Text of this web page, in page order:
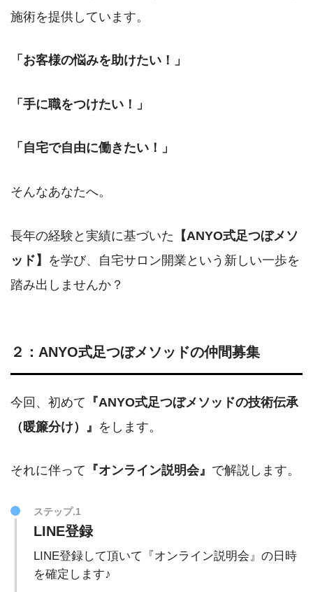
施術を提供しています。
「お客様の悩みを助けたい！」
「手に職をつけたい！」
「自宅で自由に働きたい！」
そんなあなたへ。
長年の経験と実績に基づいた 【ANYO式足つぼメソ
ッド】 を学び、自宅サロン開業という新しい一歩を
踏み出しませんか？
２：ANYO式足つぼメソッドの仲間募集
今回、初めて 『ANYO式足つぼメソッドの技術伝承
（暖簾分け）』 をします。
それに伴って 『オンライン説明会』 で解説します。
ステップ.1
LINE登録
LINE登録して頂いて『オンライン説明会』の日時
を確定します♪